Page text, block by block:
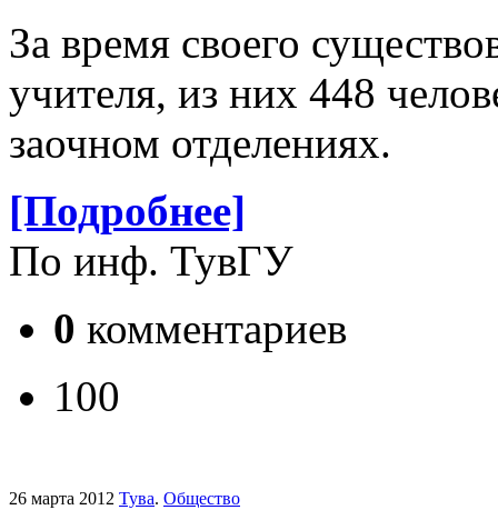
За время своего
учителя, из них 448
заочном отделениях.
[Подробнее]
По инф. ТувГУ
0 комментариев
100
26 марта 2012 Тува. Общество